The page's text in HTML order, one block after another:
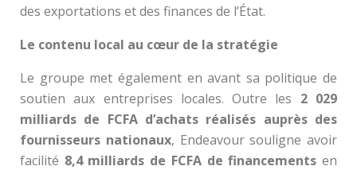
des exportations et des finances de l’État.
Le contenu local au cœur de la stratégie
Le groupe met également en avant sa politique de
soutien aux entreprises locales. Outre les 2 029
milliards de FCFA d’achats réalisés auprès des
fournisseurs nationaux, Endeavour souligne avoir
facilité 8,4 milliards de FCFA de financements en